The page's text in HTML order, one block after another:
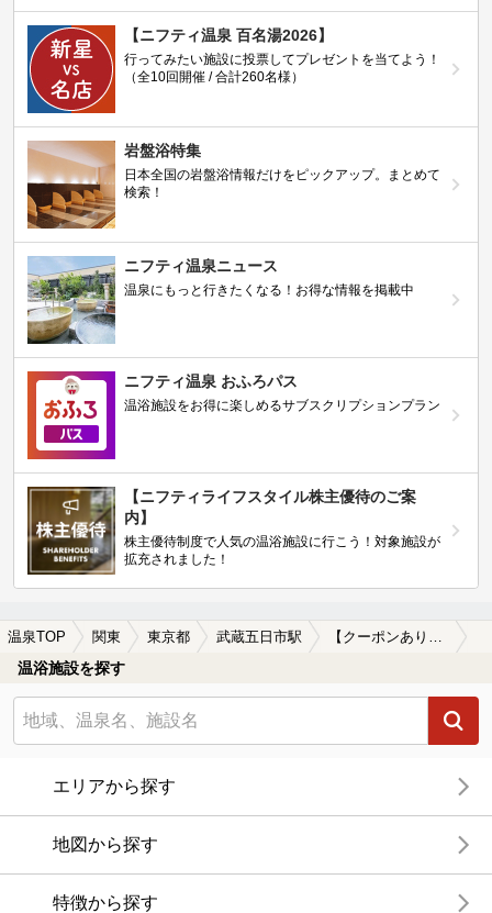
【ニフティ温泉 百名湯2026】
行ってみたい施設に投票してプレゼントを当てよう！
（全10回開催 / 合計260名様）
岩盤浴特集
日本全国の岩盤浴情報だけをピックアップ。まとめて
検索！
ニフティ温泉ニュース
温泉にもっと行きたくなる！お得な情報を掲載中
ニフティ温泉 おふろパス
温浴施設をお得に楽しめるサブスクリプションプラン
【ニフティライフスタイル株主優待のご案
内】
株主優待制度で人気の温浴施設に行こう！対象施設が
拡充されました！
温泉TOP 関東 東京都 武蔵五日市駅 【クーポンあり】カップルにおすすめの武蔵五日市駅近くの温泉、日帰り温泉、スーパー銭湯おすすめ
温浴施設を探す
エリアから探す
地図から探す
特徴から探す